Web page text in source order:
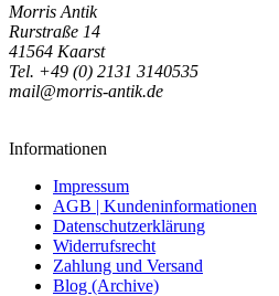
Morris Antik
Rurstraße 14
41564 Kaarst
Tel. +49 (0) 2131 3140535
mail@morris-antik.de
Informationen
Impressum
AGB | Kundeninformationen
Datenschutzerklärung
Widerrufsrecht
Zahlung und Versand
Blog (Archive)